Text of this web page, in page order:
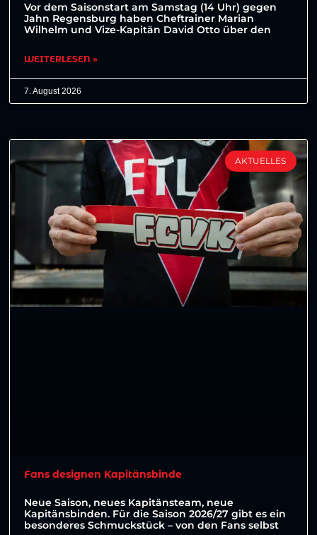
Vor dem Saisonstart am Samstag (14 Uhr) gegen
Jahn Regensburg haben Cheftrainer Marian
Wilhelm und Vize-Kapitän David Otto über den
WEITERLESEN »
7. August 2026
AKTUELLES
Fans designen Kapitänsbinde
Neue Saison, neues Kapitänsteam, neue
Kapitänsbinden. Für die Saison 2026/27 gibt es ein
besonderes Schmuckstück – von den Fans selbst